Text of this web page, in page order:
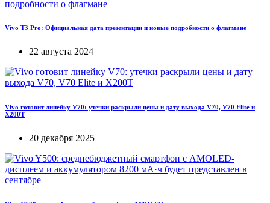
Vivo T3 Pro: Официальная дата презентации и новые подробности о флагмане
22 августа 2024
Vivo готовит линейку V70: утечки раскрыли цены и дату выхода V70, V70 Elite и
X200T
20 декабря 2025